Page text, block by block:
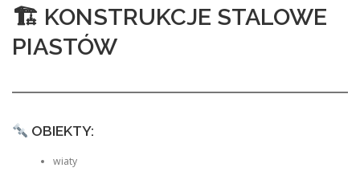
🏗 KONSTRUKCJE STALOWE
PIASTÓW
OBIEKTY:
wiaty